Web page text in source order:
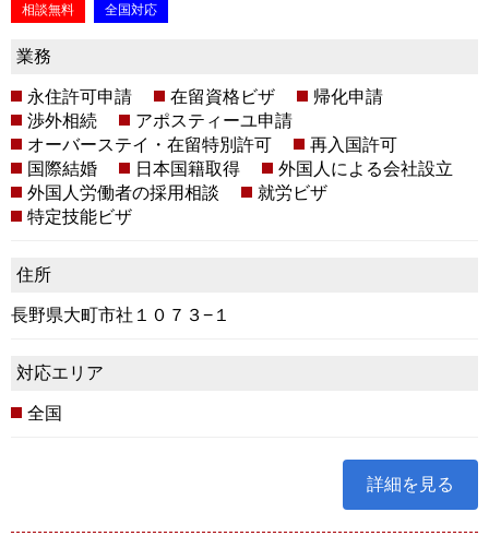
相談無料 全国対応
業務
永住許可申請 在留資格ビザ
帰化申請
渉外相続
アポスティーユ申請
オーバーステイ・在留特別許可
再入国許可
国際結婚
日本国籍取得
外国人による会社設立
外国人労働者の採用相談
就労ビザ
特定技能ビザ
住所
長野県大町市社１０７３−１
対応エリア
全国
詳細を見る